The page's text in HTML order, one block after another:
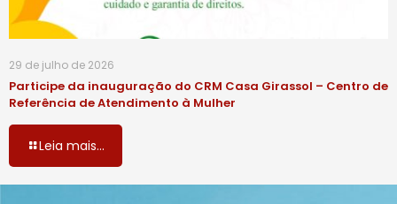
29 de julho de 2026
Participe da inauguração do CRM Casa Girassol – Centro de
Referência de Atendimento à Mulher
Leia mais...